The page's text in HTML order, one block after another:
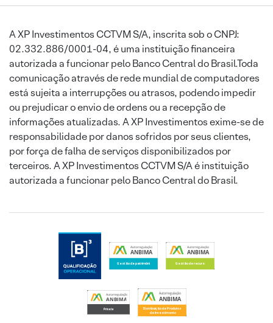
A XP Investimentos CCTVM S/A, inscrita sob o CNPJ:
02.332.886/0001-04, é uma instituição financeira
autorizada a funcionar pelo Banco Central do Brasil.Toda
comunicação através de rede mundial de computadores
está sujeita a interrupções ou atrasos, podendo impedir
ou prejudicar o envio de ordens ou a recepção de
informações atualizadas. A XP Investimentos exime-se de
responsabilidade por danos sofridos por seus clientes,
por força de falha de serviços disponibilizados por
terceiros. A XP Investimentos CCTVM S/A é instituição
autorizada a funcionar pelo Banco Central do Brasil.